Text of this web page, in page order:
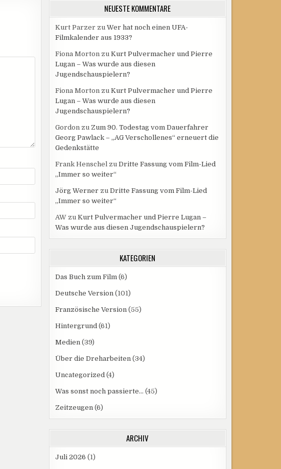
NEUESTE KOMMENTARE
Kurt Parzer zu Wer hat noch einen UFA-
Filmkalender aus 1933?
Fiona Mortonzu Kurt Pulvermacher und Pierre
Lugan – Was wurde aus diesen
Jugendschauspielern?
Fiona Mortonzu Kurt Pulvermacher und Pierre
Lugan – Was wurde aus diesen
Jugendschauspielern?
Gordonzu Zum 90. Todestag vom Dauerfahrer
Georg Pawlack – „AG Verschollenes“ erneuert die
Gedenkstätte
Frank Henschelzu Dritte Fassung vom Film-Lied
„Immer so weiter“
Jörg Werner zu Dritte Fassung vom Film-Lied
„Immer so weiter“
AWzu Kurt Pulvermacher und Pierre Lugan –
Was wurde aus diesen Jugendschauspielern?
KATEGORIEN
Das Buch zum Film(6)
Deutsche Version(101)
Französische Version(55)
Hintergrund(61)
Medien(39)
Über die Dreharbeiten(34)
Uncategorized(4)
Was sonst noch passierte… (45)
Zeitzeugen(6)
ARCHIV
Juli 2026 (1)